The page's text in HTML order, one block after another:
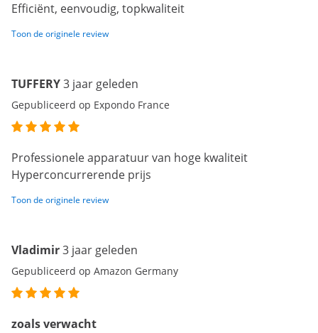
Efficiënt, eenvoudig, topkwaliteit
Toon de originele review
TUFFERY3 jaar geleden
Gepubliceerd op Expondo France
Professionele apparatuur van hoge kwaliteit
Hyperconcurrerende prijs
Toon de originele review
Vladimir3 jaar geleden
Gepubliceerd op Amazon Germany
zoals verwacht